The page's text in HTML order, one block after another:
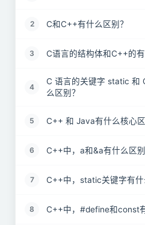
2 C和C++有什么区别？
3 C语言的结构体和C++的有
4
C 语言的关键字 static 和
么区别？
5 C++ 和 Java有什么核心区
6 C++中，a和&a有什么区别
7 C++中，static关键字有什
8 C++中，#define和const